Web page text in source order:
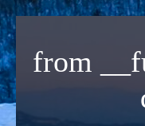
내
으
로
바
from